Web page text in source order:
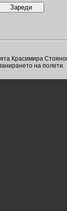
Красимира
на полети.